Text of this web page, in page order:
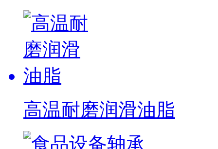
高温耐磨润滑油脂